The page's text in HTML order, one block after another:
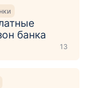
банка
13